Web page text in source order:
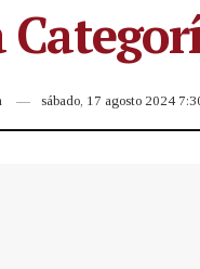
sábado, 17 agosto 2024